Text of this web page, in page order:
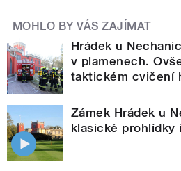
MOHLO BY VÁS ZAJÍMAT
Hrádek u
v plamenech.
taktickém cvičení
Zámek Hrádek u
klasické prohlídky